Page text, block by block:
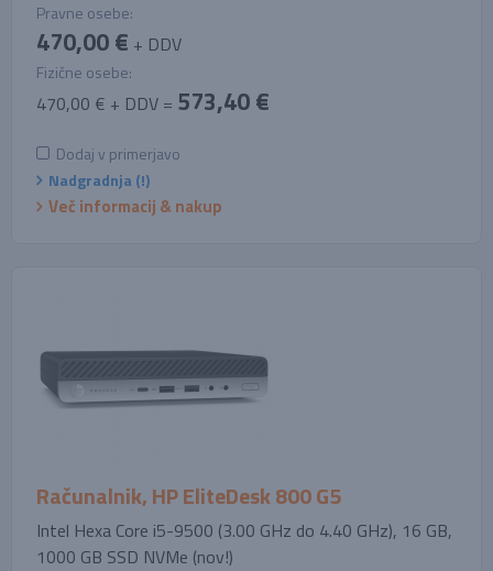
Pravne osebe:
470,00 € + DDV
Fizične osebe:
470,00 € + DDV = 573,40 €
Dodaj v primerjavo
Nadgradnja (!)
Več informacij & nakup
Računalnik, HP EliteDesk 800 G5
Intel Hexa Core i5-9500 (3.00 GHz do 4.40 GHz), 16 GB,
1000 GB SSD NVMe (nov!)